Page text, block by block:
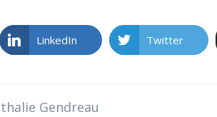
LinkedIn Twitter
Gendreau